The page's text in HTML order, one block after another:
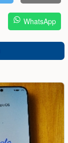
WhatsApp